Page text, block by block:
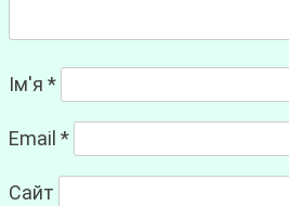
Ім'я *
Email *
Сайт